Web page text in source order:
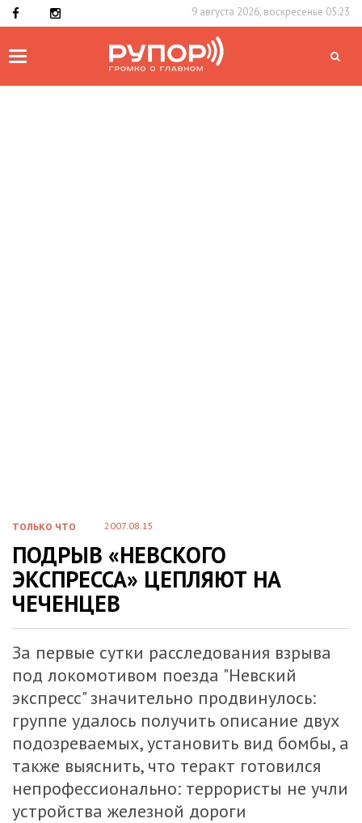
9 августа 2026, воскресенье 05:23
Toggle
ТОЛЬКО ЧТО 2007.08.15
ПОДРЫВ «НЕВСКОГО
ЭКСПРЕССА» ЦЕПЛЯЮТ НА
ЧЕЧЕНЦЕВ
За первые сутки расследования взрыва
под локомотивом поезда "Невский
экспресс" значительно продвинулось:
группе удалось получить описание двух
подозреваемых, установить вид бомбы, а
также выяснить, что теракт готовился
непрофессионально: террористы не учли
устройства железной дороги